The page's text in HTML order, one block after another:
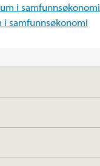
i samfunnsøkonomi
samfunnsøkonomi